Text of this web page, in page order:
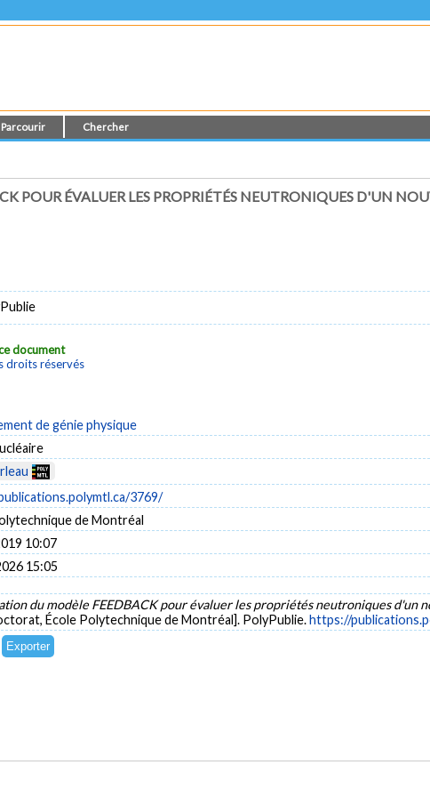
Parcourir Chercher
POUR ÉVALUER LES PROPRIÉTÉS NEUTRONIQUES D'UN
document
droits réservés
de génie physique
3769/
de Montréal
10:07
15:05
du modèle FEEDBACK pour évaluer les propriétés neutroniques d'un
École Polytechnique de Montréal]. PolyPublie.https://